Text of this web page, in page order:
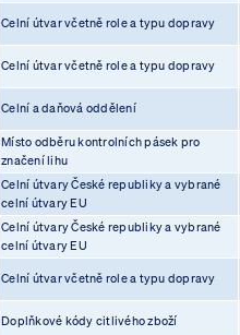
Celní útvar včetně role a typu dopravy
Celní útvar včetně role a typu dopravy
Celní a daňová oddělení
Místo odběru kontrolních pásek pro
značení lihu
Celní útvary České republiky a vybrané
celní útvary EU
Celní útvary České republiky a vybrané
celní útvary EU
Celní útvar včetně role a typu dopravy
Doplňkové kódy citlivého zboží